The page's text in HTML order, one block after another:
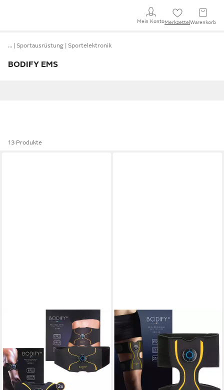
Mein KontoMerkzettel Warenkorb
… Sportausrüstung Sportelektronik
BODIFY EMS
13 Produkte